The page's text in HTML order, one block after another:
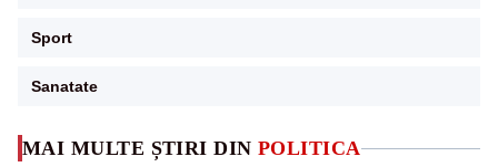
MAI MULTE ȘTIRI DIN POLITICA
Sport
Sanatate